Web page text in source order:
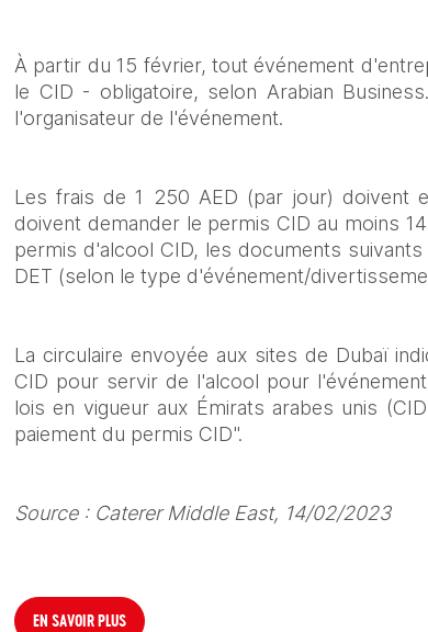
À partir du 15 février, tout événement
le CID - obligatoire, selon Arabian
l'organisateur de l'événement.
Les frais de 1 250 AED (par jour) doivent
doivent demander le permis CID au moins
permis d'alcool CID, les documents
DET (selon le type d'événement/
La circulaire envoyée aux sites de Dubaï
CID pour servir de l'alcool pour
lois en vigueur aux Émirats arabes unis
paiement du permis CID".
Source : Caterer Middle East, 14/02/2023
EN SAVOIR PLUS